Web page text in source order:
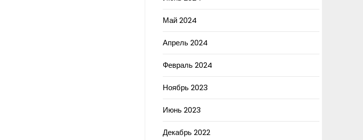
Май 2024
Апрель 2024
Февраль 2024
Ноябрь 2023
Июнь 2023
Декабрь 2022